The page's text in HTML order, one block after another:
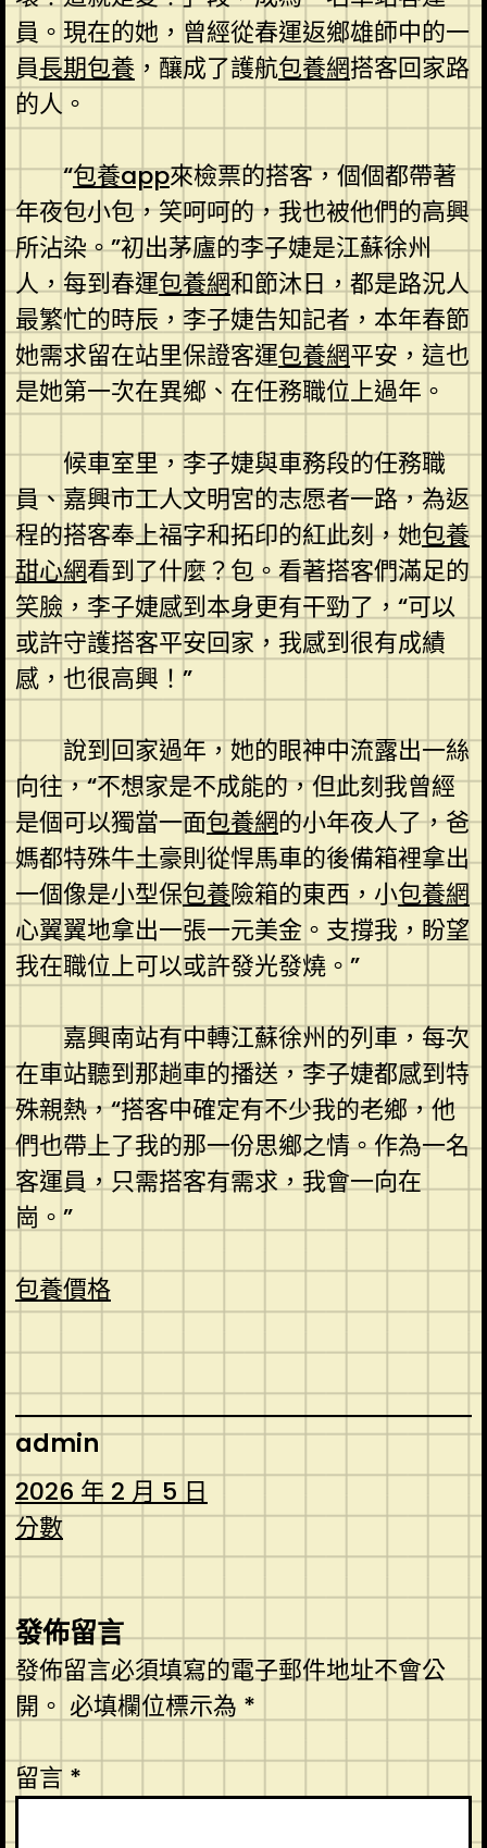
員。現在的她，曾經從春運返鄉雄師中的一
員長期包養 ，釀成了護航包養網搭客回家路
的人。
“包養app來檢票的搭客，個個都帶著
年夜包小包，笑呵呵的，我也被他們的高興
所沾染。”初出茅廬的李子婕是江蘇徐州
人，每到春運包養網和節沐日，都是路況人
最繁忙的時辰，李子婕告知記者，本年春節
她需求留在站里保證客運包養網平安，這也
是她第一次在異鄉、在任務職位上過年。
候車室里，李子婕與車務段的任務職
員、嘉興市工人文明宮的志愿者一路，為返
程的搭客奉上福字和拓印的紅此刻，她包養
甜心網看到了什麼？包。看著搭客們滿足的
笑臉，李子婕感到本身更有干勁了，“可以
或許守護搭客平安回家，我感到很有成績
感，也很高興！”
說到回家過年，她的眼神中流露出一絲
向往，“不想家是不成能的，但此刻我曾經
是個可以獨當一面包養網的小年夜人了，爸
媽都特殊牛土豪則從悍馬車的後備箱裡拿出
一個像是小型保包養險箱的東西，小包養網
心翼翼地拿出一張一元美金。支撐我，盼望
我在職位上可以或許發光發燒。”
嘉興南站有中轉江蘇徐州的列車，每次
在車站聽到那趟車的播送，李子婕都感到特
殊親熱，“搭客中確定有不少我的老鄉，他
們也帶上了我的那一份思鄉之情。作為一名
客運員，只需搭客有需求，我會一向在
崗。”
包養價格
admin
2026 年 2 月 5 日
分數
發佈留言
發佈留言必須填寫的電子郵件地址不會公
開。 必填欄位標示為 *
留言 *